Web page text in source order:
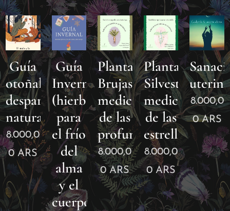
Guía
otoñal:
desparasitación
natural.
8.000,0
0ARS
Guía
Invernal
(hierbas
para
el frío
del
alma
y el
cuerpo).
Plantas
Brujas:
medicina
de las
profundidades.
8.000,0
0 ARS
Plantas
Silvestres:
medicina
de las
estrellas
8.000,0
0 ARS
8.000,0
0ARS